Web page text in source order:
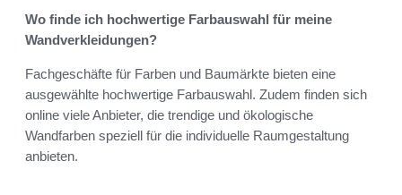
Wo finde ich hochwertige Farbauswahl für meine
Wandverkleidungen?
Fachgeschäfte für Farben und Baumärkte bieten eine
ausgewählte hochwertige Farbauswahl. Zudem finden sich
online viele Anbieter, die trendige und ökologische
Wandfarben speziell für die individuelle Raumgestaltung
anbieten.